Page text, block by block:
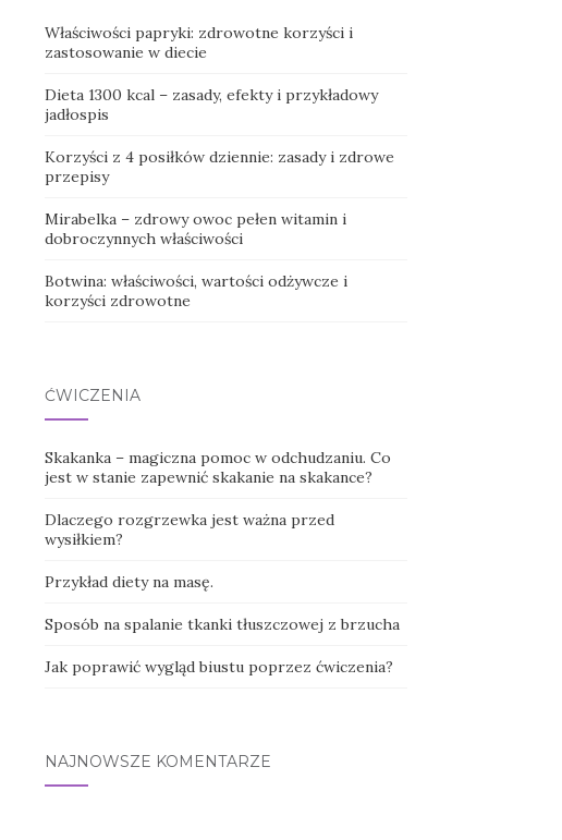
Właściwości papryki: zdrowotne korzyści i
zastosowanie w diecie
Dieta 1300 kcal – zasady, efekty i przykładowy
jadłospis
Korzyści z 4 posiłków dziennie: zasady i zdrowe
przepisy
Mirabelka – zdrowy owoc pełen witamin i
dobroczynnych właściwości
Botwina: właściwości, wartości odżywcze i
korzyści zdrowotne
ĆWICZENIA
Skakanka – magiczna pomoc w odchudzaniu. Co
jest w stanie zapewnić skakanie na skakance?
Dlaczego rozgrzewka jest ważna przed
wysiłkiem?
Przykład diety na masę.
Sposób na spalanie tkanki tłuszczowej z brzucha
Jak poprawić wygląd biustu poprzez ćwiczenia?
NAJNOWSZE KOMENTARZE